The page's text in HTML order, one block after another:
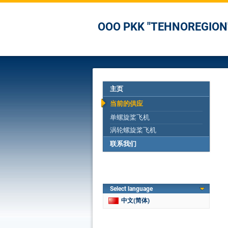
OOO PKK
主页
当前的供应
单螺旋桨飞机
涡轮螺旋桨飞机
联系我们
Select language
中文(简体)